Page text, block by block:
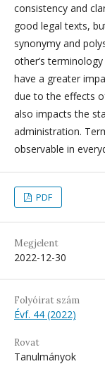
consistency and
good legal texts,
synonymy and
other’s
have a greater
due to the effects
also impacts the
administration.
observable in
PDF
Megjelent
2022-12-30
Folyóirat szám
Évf. 44 (2022)
Rovat
Tanulmányok